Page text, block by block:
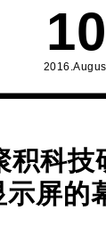
10
积科技
示屏的